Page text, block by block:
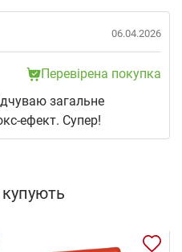
06.04.2026
Перевірена покупка
загальне
ефект. Супер!